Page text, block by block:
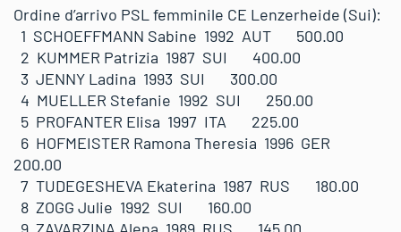
Ordine d’arrivo PSL femminile CE Lenzerheide (Sui):
1 SCHOEFFMANN Sabine 1992 AUT 500.00
2 KUMMER Patrizia 1987 SUI 400.00
3 JENNY Ladina 1993 SUI 300.00
4 MUELLER Stefanie 1992 SUI 250.00
5 PROFANTER Elisa 1997 ITA 225.00
6 HOFMEISTER Ramona Theresia 1996 GER
200.00
7 TUDEGESHEVA Ekaterina 1987 RUS 180.00
8 ZOGG Julie 1992 SUI 160.00